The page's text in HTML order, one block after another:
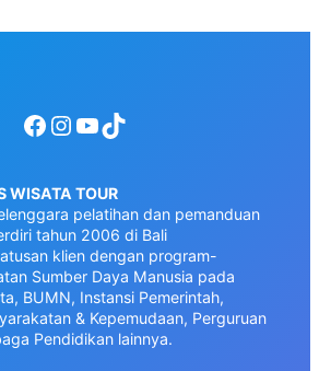
Facebook Instagram YouTube TikTok
WISATA TOUR
pelatihan dan pemanduan
tahun 2006 di Bali
klien dengan program-
Sumber Daya Manusia pada
BUMN, Instansi Pemerintah,
& Kepemudaan, Perguruan
Pendidikan lainnya.